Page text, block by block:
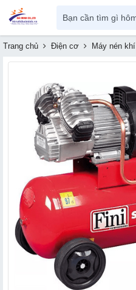
Trang chủ Điện cơ Máy nén khí